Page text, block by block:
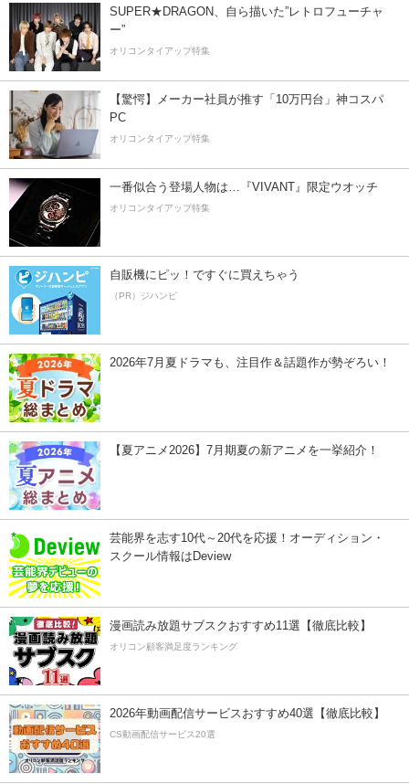
SUPER★DRAGON、自ら描いた”レトロフューチャ
ー”
オリコンタイアップ特集
【驚愕】メーカー社員が推す「10万円台」神コスパ
PC
オリコンタイアップ特集
一番似合う登場人物は…『VIVANT』限定ウオッチ
オリコンタイアップ特集
自販機にピッ！ですぐに買えちゃう
（PR）ジハンピ
2026年7月夏ドラマも、注目作＆話題作が勢ぞろい！
【夏アニメ2026】7月期夏の新アニメを一挙紹介！
芸能界を志す10代～20代を応援！オーディション・
スクール情報はDeview
漫画読み放題サブスクおすすめ11選【徹底比較】
オリコン顧客満足度ランキング
2026年動画配信サービスおすすめ40選【徹底比較】
CS動画配信サービス20選